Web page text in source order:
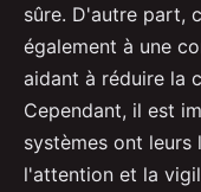
sûre. D'autre part,
également à une
aidant à réduire la
Cependant, il est
systèmes ont
l'attention et la